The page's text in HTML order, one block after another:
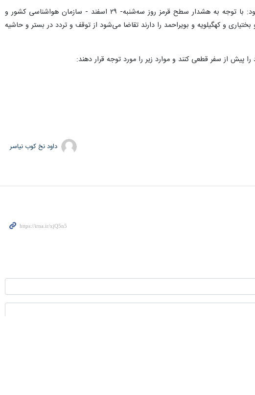
ستاد مرکزی هماهنگی خدمات سفر پیسار اطلاعیه شماره به گردشگران و مسافران نوروزی هشدار داده بود: با توجه به هشدار سطح قرمز روز سه‌شنبه- ٢٩ اسفند - سازمان هواشناسی کشور و
و کهگیلویه و بویراحمد را دارند تقاضا می‌شود از توقف و تردد در بستر و حاشیه
از سفر قطعی کنند و موارد زیر را مورد توجه قرار دهند:
داود نخ کوب نیاسر